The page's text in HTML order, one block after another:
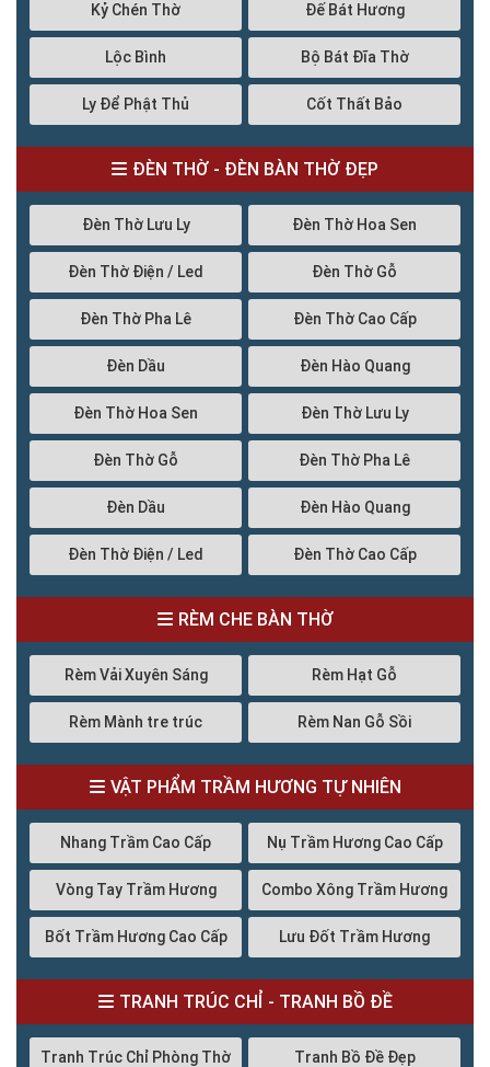
Kỷ Chén Thờ Đế Bát Hương
Lộc Bình Bộ Bát Đĩa Thờ
Ly Để Phật Thủ Cốt Thất Bảo
ĐÈN THỜ - ĐÈN BÀN THỜ ĐẸP
Đèn Thờ Lưu Ly Đèn Thờ Hoa Sen
Đèn Thờ Điện / Led Đèn Thờ Gỗ
Đèn Thờ Pha Lê Đèn Thờ Cao Cấp
Đèn Dầu Đèn Hào Quang
Đèn Thờ Hoa Sen Đèn Thờ Lưu Ly
Đèn Thờ Gỗ Đèn Thờ Pha Lê
Đèn Dầu Đèn Hào Quang
Đèn Thờ Điện / Led Đèn Thờ Cao Cấp
RÈM CHE BÀN THỜ
Rèm Vải Xuyên Sáng Rèm Hạt Gỗ
Rèm Mành tre trúc Rèm Nan Gỗ Sồi
VẬT PHẨM TRẦM HƯƠNG TỰ NHIÊN
Nhang Trầm Cao Cấp Nụ Trầm Hương Cao Cấp
Vòng Tay Trầm Hương Combo Xông Trầm Hương
Bốt Trầm Hương Cao Cấp Lưu Đốt Trầm Hương
TRANH TRÚC CHỈ - TRANH BỒ ĐỀ
Tranh Trúc Chỉ Phòng Thờ Tranh Bồ Đề Đẹp